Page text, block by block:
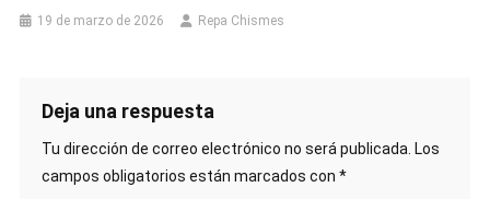
19 de marzo de 2026 Repa Chismes
Deja una respuesta
Tu dirección de correo electrónico no será publicada. Los
campos obligatorios están marcados con *